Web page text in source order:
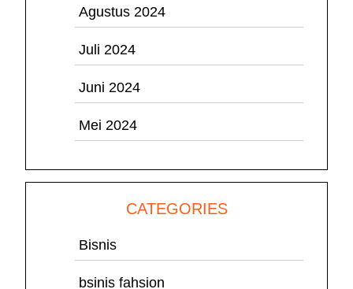
Agustus 2024
Juli 2024
Juni 2024
Mei 2024
CATEGORIES
Bisnis
bsinis fahsion